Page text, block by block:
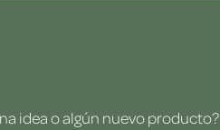
idea o algún nuevo producto?